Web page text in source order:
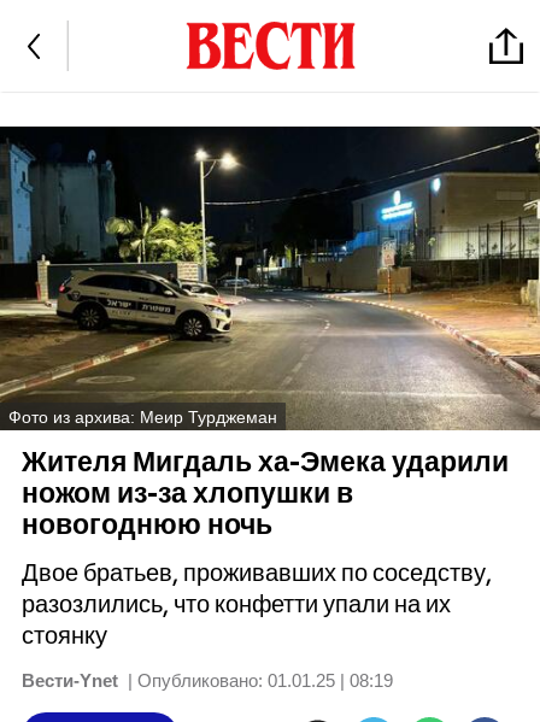
Фото из архива: Меир Турджеман
Жителя Мигдаль ха-Эмека ударили
ножом из-за хлопушки в
новогоднюю ночь
Двое братьев, проживавших по соседству,
разозлились, что конфетти упали на их
стоянку
Вести-Ynet | Опубликовано: 01.01.25 | 08:19